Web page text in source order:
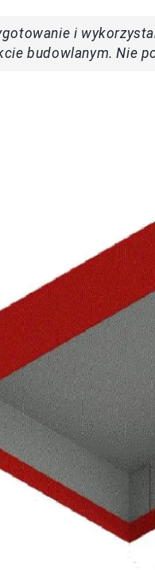
i
budowlanym. Nie